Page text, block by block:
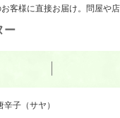
客様に直接お届け。問屋や
ー
辛子（サヤ）